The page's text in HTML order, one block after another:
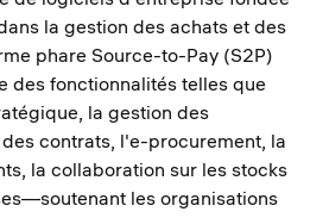
la gestion des achats et des
phare Source-to-Pay (S2P)
des fonctionnalités telles que
la gestion des
contrats, l'e-procurement, la
la collaboration sur les stocks
les organisations